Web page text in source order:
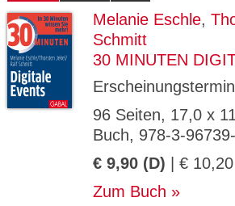
Melanie Eschle,
Schmitt
30 MINUTEN
96 Seiten, 17,0 x
Buch, 978-3-
€ 9,90 (D) | €
Zum Buch